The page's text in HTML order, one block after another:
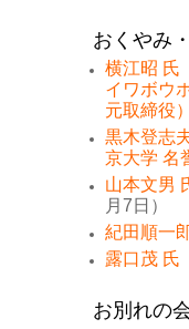
おくやみ
横江昭 氏
イワボウ
元取締役）
黒木登志
京大学 名
山本文男
月7日）
紀田順一
露口茂 氏
お別れの